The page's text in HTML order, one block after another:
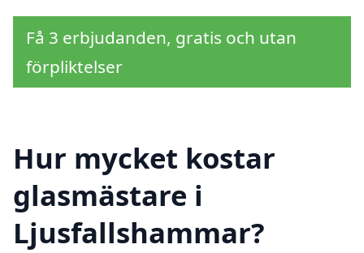
Få 3 erbjudanden, gratis och utan
förpliktelser
Hur mycket kostar
glasmästare i
Ljusfallshammar?